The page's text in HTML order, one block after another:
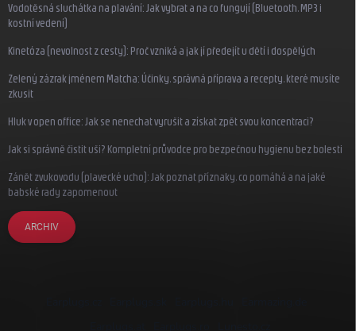
Vodotěsná sluchátka na plavání: Jak vybrat a na co fungují (Bluetooth, MP3 i
kostní vedení)
Kinetóza (nevolnost z cesty): Proč vzniká a jak jí předejít u dětí i dospělých
Zelený zázrak jménem Matcha: Účinky, správná příprava a recepty, které musíte
zkusit
Hluk v open office: Jak se nenechat vyrušit a získat zpět svou koncentraci?
Jak si správně čistit uši? Kompletní průvodce pro bezpečnou hygienu bez bolesti
Zánět zvukovodu (plavecké ucho): Jak poznat příznaky, co pomáhá a na jaké
babské rady zapomenout
ARCHIV